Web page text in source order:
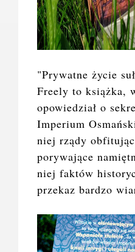
"Prywatne życie
Freely to książka,
opowiedział o
Imperium
niej rządy
porywające
niej faktów
przekaz bardzo